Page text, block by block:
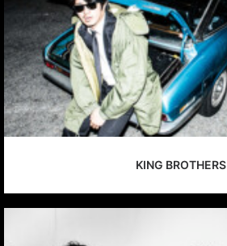
KING BROTHERS